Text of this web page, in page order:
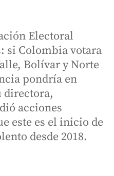
Electoral
si Colombia votara
Bolívar y Norte
pondría en
directora,
acciones
este es el inicio de
desde 2018.